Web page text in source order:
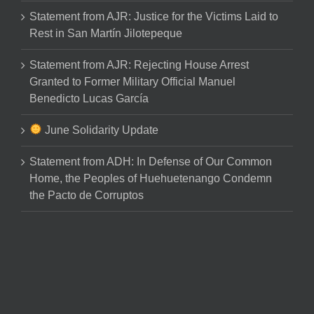
Statement from AJR: Justice for the Victims Laid to
Rest in San Martín Jilotepeque
Statement from AJR: Rejecting House Arrest
Granted to Former Military Official Manuel
Benedicto Lucas García
June Solidarity Update
Statement from ADH: In Defense of Our Common
Home, the Peoples of Huehuetenango Condemn
the Pacto de Corruptos